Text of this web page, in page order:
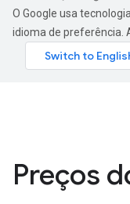
O Google usa
idioma de preferência.
Preços